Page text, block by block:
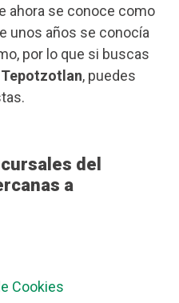
ahora se conoce como
unos años se conocía
por lo que si buscas
, puedes
del
a
Cookies